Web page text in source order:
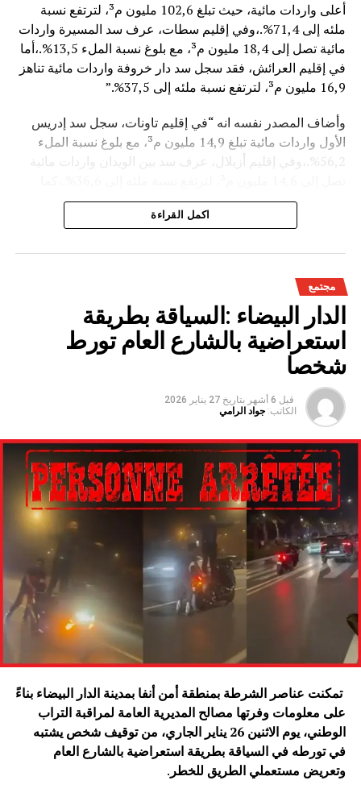
أعلى واردات مائية، حيث تبلغ 102,6 مليون م³، لترتفع نسبة
ملئه إلى 71,4%.،وفي إقليم سطات، عرف سد المسيرة واردات
مائية تصل إلى 18,4 مليون م³، مع بلوغ نسبة الملء 13,5%.،أما
في إقليم العرائش، فقد سجل سد دار خروفة واردات مائية تناهز
16,9 مليون م³، لترتفع نسبة ملئه إلى 37,5%.”
وأضاف المصدر نفسه انه “في إقليم تاونات، سجل سد إدريس
الأول واردات مائية تبلغ 14,9 مليون م³، مع بلوغ نسبة الملء
56,2%.،وفي إقليم أزيلال، عرف سد بين الويدان واردات مائية
وتعكس هذه المعطيات الأثر الإيجابي على الثروة المائية
الوطنية،والفرشة المئية عموما ووقعها الايجابي على الفلاحة بعد
سنوات الجفاف .
اكمل القراءة
مجتمع
الدار البيضاء :السياقة بطريقة
استعراضية بالشارع العام تورط
شخصا
قبل 6 أشهر بتاريخ 27 يناير 2026
الكاتب: جواد الرامي
تمكنت عناصر الشرطة بمنطقة أمن أنفا بمدينة الدار البيضاء بناءً
على معلومات وفرتها مصالح المديرية العامة لمراقبة التراب
الوطني، يوم الاثنين 26 يناير الجاري، من توقيف شخص يشتبه
في تورطه في السياقة بطريقة استعراضية بالشارع العام
وتعريض مستعملي الطريق للخطر .